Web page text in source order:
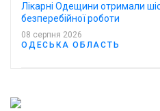
Лікарні Одещини отримали
безперебійної роботи
08 серпня 2026
ОДЕСЬКА ОБЛАСТЬ